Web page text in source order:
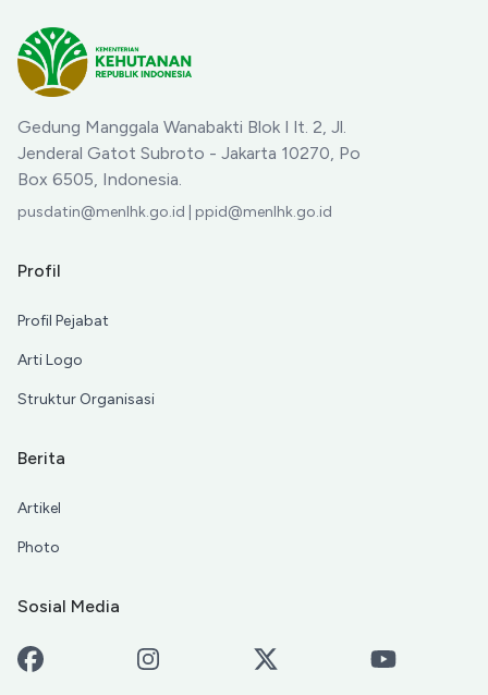
Gedung Manggala Wanabakti Blok I lt. 2, Jl.
Jenderal Gatot Subroto - Jakarta 10270, Po
Box 6505, Indonesia.
pusdatin@menlhk.go.id | ppid@menlhk.go.id
Profil
Profil Pejabat
Arti Logo
Struktur Organisasi
Berita
Artikel
Photo
Sosial Media
Facebook Instagram X-Twitter Youtube